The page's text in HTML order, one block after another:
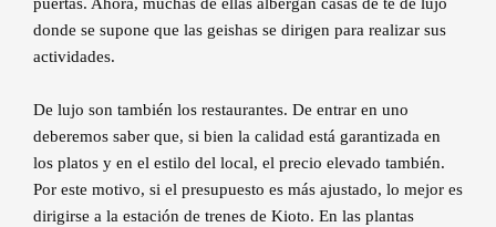
donde se supone que las geishas se dirigen para realizar sus
actividades.
De lujo son también los restaurantes. De entrar en uno
deberemos saber que, si bien la calidad está garantizada en
los platos y en el estilo del local, el precio elevado también.
Por este motivo, si el presupuesto es más ajustado, lo mejor es
dirigirse a la estación de trenes de Kioto. En las plantas